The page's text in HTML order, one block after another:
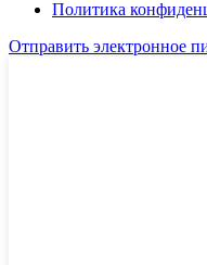
Политика
Отправить электронное